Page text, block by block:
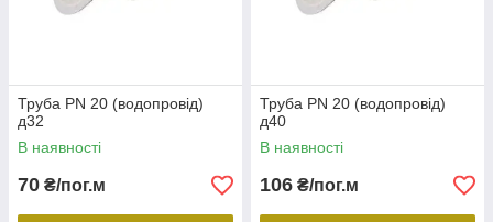
Труба PN 20 (водопровід)
д32
В наявності
70 ₴/пог.м
Труба PN 20 (водопровід)
д40
В наявності
106 ₴/пог.м